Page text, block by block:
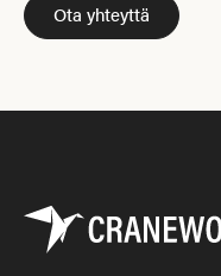
Ota yhteyttä